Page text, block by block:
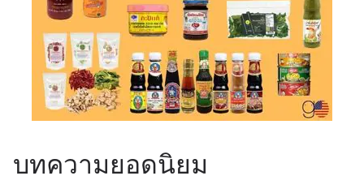
บทความยอดนิยม